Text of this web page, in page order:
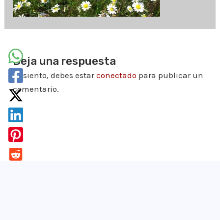
Deja una respuesta
Lo siento, debes estarconectado para publicar un
comentario.